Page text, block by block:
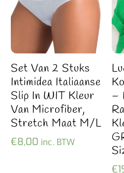
Set Van 2 Stuks
Intimidea Italiaanse
Slip In WIT Kleur
Van Microfiber,
Stretch Maat M/L
€8,00 inc. BTW
–
€